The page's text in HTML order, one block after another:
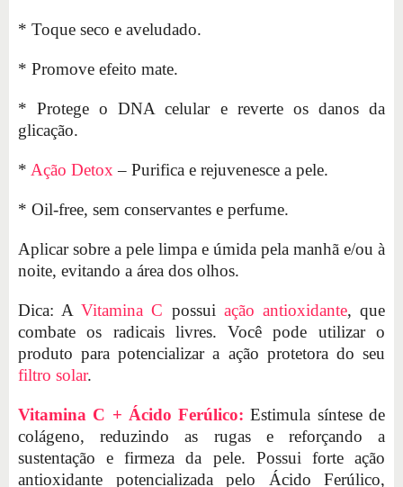
* Toque seco e aveludado.
* Promove efeito mate.
* Protege o DNA celular e reverte os danos da
glicação.
* Ação Detox – Purifica e rejuvenesce a pele.
* Oil-free, sem conservantes e perfume.
Aplicar sobre a pele limpa e úmida pela manhã e/ou à
noite, evitando a área dos olhos.
Dica: AVitamina C possui ação antioxidante, que
combate os radicais livres. Você pode utilizar o
produto para potencializar a ação protetora do seu
filtro solar.
Vitamina C + Ácido Ferúlico: Estimula síntese de
colágeno, reduzindo as rugas e reforçando a
sustentação e firmeza da pele. Possui forte ação
antioxidante potencializada pelo Ácido Ferúlico,